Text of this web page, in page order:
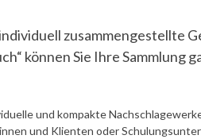
zusammengestellte
können Sie Ihre Sammlung
und kompakte
und Klienten oder